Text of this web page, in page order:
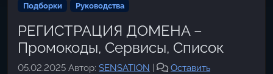
Подборки Руководства
РЕГИСТРАЦИЯ ДОМЕНА –
Промокоды, Сервисы, Список
05.02.2025 Автор: SENSATION
Оставить